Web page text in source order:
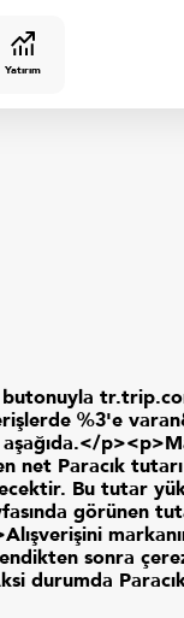
Yatırım
butonuyla
%3'e
net Paracık
Bu tutar
görünen
sonra
durumda